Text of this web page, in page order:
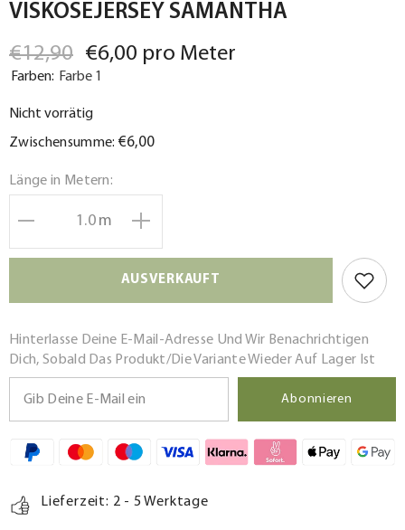
VISKOSEJERSEY SAMANTHA
€12,90 €6,00 pro Meter
Farben: Farbe 1
Nicht vorrätig
Zwischensumme: €6,00
Länge in Metern:
verringern
Viskosejersey
Samantha
m
erhöhen
Viskosejersey
Samantha
AUSVERKAUFT
Hinterlasse Deine E-Mail-Adresse Und Wir Benachrichtigen
Dich, Sobald Das Produkt/die Variante Wieder Auf Lager Ist
Abonnieren
Lieferzeit: 2 - 5 Werktage